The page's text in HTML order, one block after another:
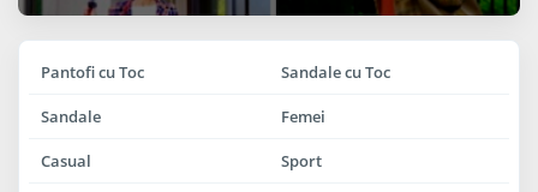
Pantofi cu Toc Sandale cu Toc
Sandale Femei
Casual Sport